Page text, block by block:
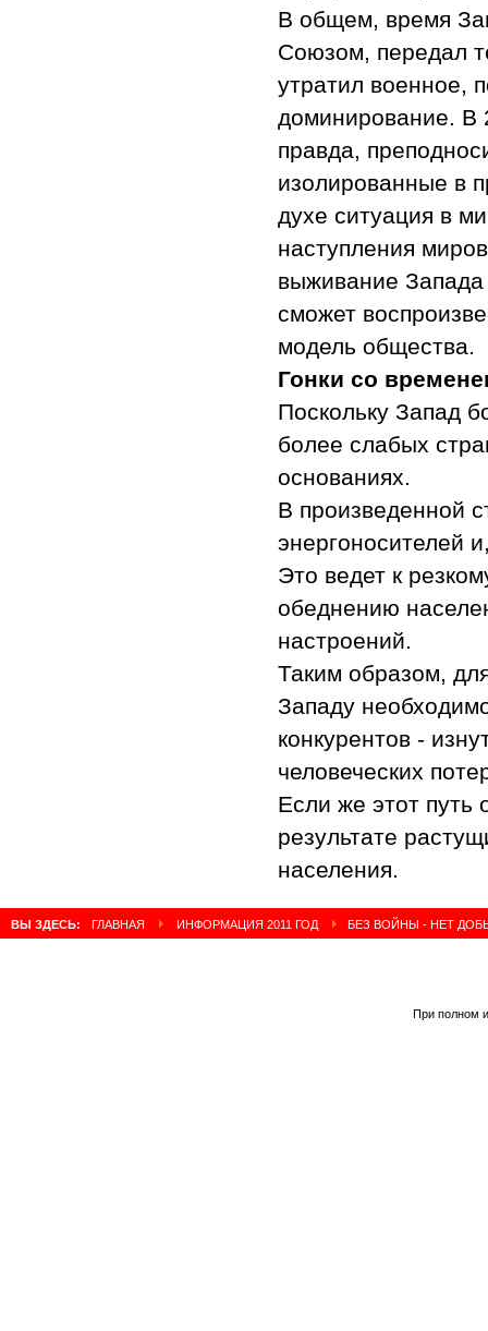
В общем, время
Союзом, передал
утратил военное,
доминирование. В
правда,
изолированные в
духе ситуация в
наступления
выживание Запада
сможет
модель общества.
Гонки со
Поскольку Запад
более слабых
основаниях.
В произведенной
энергоносителей
Это ведет к
обеднению
настроений.
Таким образом,
Западу
конкурентов -
человеческих
Если же этот путь
результате
населения.
ВЫ ЗДЕСЬ: ГЛАВНАЯ ИНФОРМАЦИЯ 2011 ГОД БЕЗ ВОЙНЫ - НЕТ
При полном